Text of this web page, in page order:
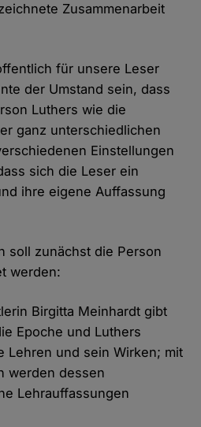
Zusammenarbeit
für unsere Leser
der Umstand sein, dass
Luthers wie die
ganz unterschiedlichen
Einstellungen
sich die Leser ein
ihre eigene Auffassung
soll zunächst die Person
werden:
Birgitta Meinhardt gibt
Epoche und Luthers
Lehren und sein Wirken; mit
werden dessen
Lehrauffassungen